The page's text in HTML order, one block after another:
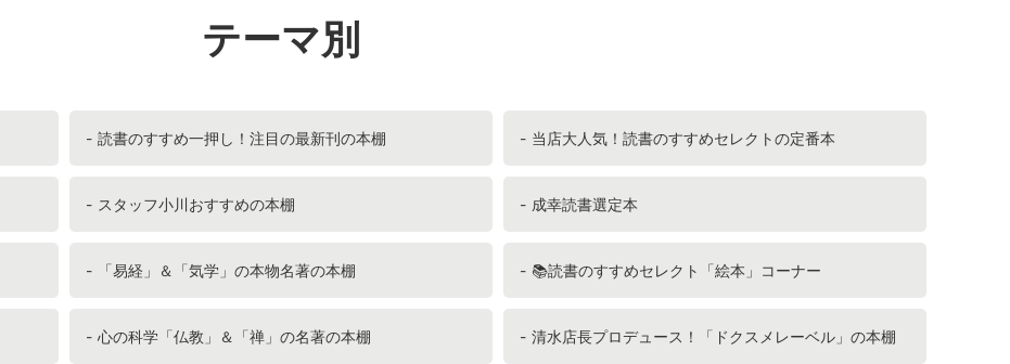
テーマ別
読書のすすめ一押し！注目の最新刊の本棚 当店大人気！読書のすすめセレクトの定番本
スタッフ小川おすすめの本棚 成幸読書選定本
「易経」＆「気学」の本物名著の本棚 📚読書のすすめセレクト「絵本」コーナー
心の科学「仏教」＆「禅」の名著の本棚 清水店長プロデュース！「ドクスメレーベル」の本棚